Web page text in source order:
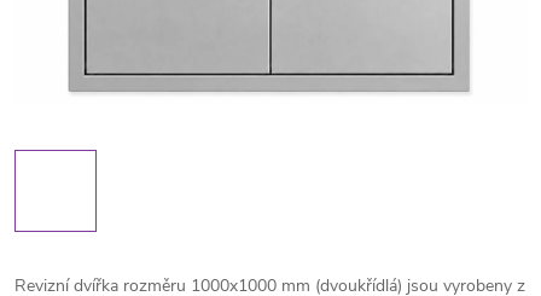
Revizní dvířka rozměru 1000x1000 mm (dvoukřídlá) jsou vyrobeny z